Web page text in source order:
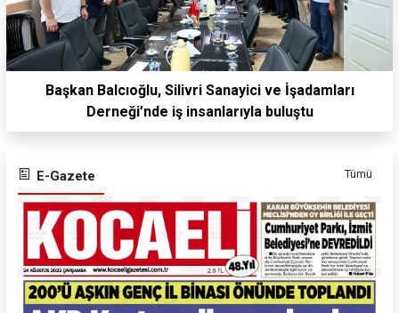
Başkan Balcıoğlu, Silivri Sanayici ve İşadamları
Derneği’nde iş insanlarıyla buluştu
E-Gazete Tümü